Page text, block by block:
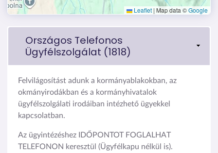
Leaflet | Map data ©Google
Országos Telefonos
Ügyfélszolgálat (1818)
Felvilágosítást adunk a kormányablakokban, az
okmányirodákban és a kormányhivatalok
ügyfélszolgálati irodáiban intézhető ügyekkel
kapcsolatban.
Az ügyintézéshez IDŐPONTOT FOGLALHAT
TELEFONON keresztül (Ügyfélkapu nélkül is).